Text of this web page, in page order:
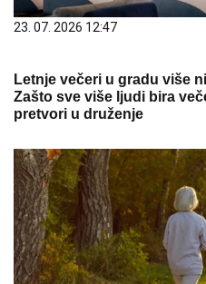
23. 07. 2026 12:47
Letnje večeri u gradu više
Zašto sve više ljudi bira
pretvori u druženje